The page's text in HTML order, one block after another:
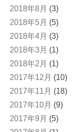
2018年8月 (3)
2018年5月 (5)
2018年4月 (3)
2018年3月 (1)
2018年2月 (1)
2017年12月 (10)
2017年11月 (18)
2017年10月 (9)
2017年9月 (5)